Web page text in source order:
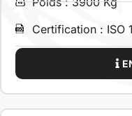
Certification : ISO